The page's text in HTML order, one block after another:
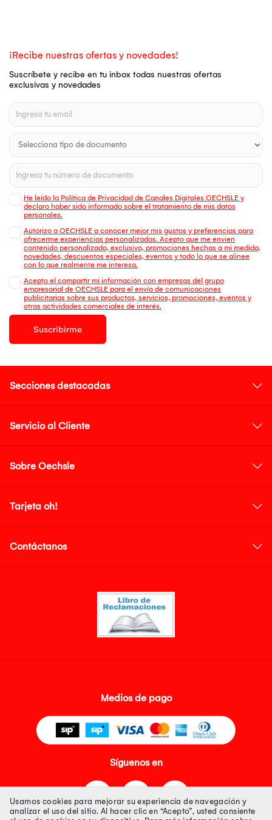
¡Recibe nuestras ofertas y novedades!
Suscríbete y recibe en tu inbox todas nuestras ofertas
exclusivas y novedades
He leído la Política de Privacidad de Canales Digitales OECHSLE y
declaro haber sido informado sobre el tratamiento de mis datos
personales.
Autorizo a OECHSLE a conocer mejor mis gustos y preferencias para
ofrecerme experiencias personalizadas. Acepto que me envien
contenido personalizado, exclusivo, promociones hechas a mi medida,
novedades, descuentos especiales, eventos y todo lo que se alinee
con lo que realmente me interesa.
Acepto el compartir mi información con empresas del grupo
empresarial de OECHSLE para el envío de comunicaciones
publicitarias sobre sus productos, servicios, promociones, eventos y
otras actividades comerciales de interés.
Suscribirme
Secciones destacadas
Servicio al Cliente
Sobre Oechsle
Tarjeta oh!
Contáctanos
Medios de pago
Síguenos en
Usamos cookies para mejorar su experiencia de navegación y
analizar el uso del sitio. Al hacer clic en “Acepto”, usted consiente